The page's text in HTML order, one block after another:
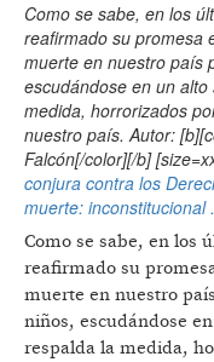
Como se sabe, en los
reafirmado su promesa
muerte en nuestro país
escudándose en un
medida, horrorizados
nuestro país. Autor:
Falcón[/color][/b]
conjura contra los
muerte: inconstitucional
Como se sabe, en los
reafirmado su
muerte en nuestro
niños, escudándose
respalda la medida,